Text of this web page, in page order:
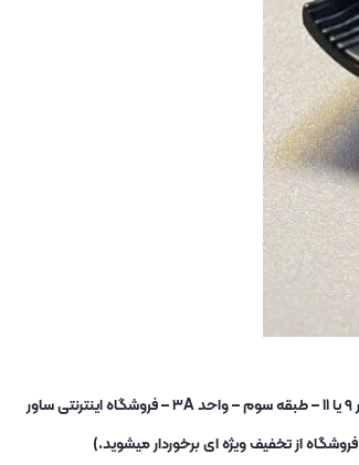
شما برای خرید حضوری نیز میتوانید به فروشگاه در آدرس : تهران – میدان شوش – خیابان صابونیان – خیابان کاخ جوانان – مجتمع نور – آسانسور ۹ یا ۱۱ – طبقه سوم – واحد ۳A – فروشگاه اینترنتی ساور
از تخفیف ویژه ای برخوردار میشوید.)